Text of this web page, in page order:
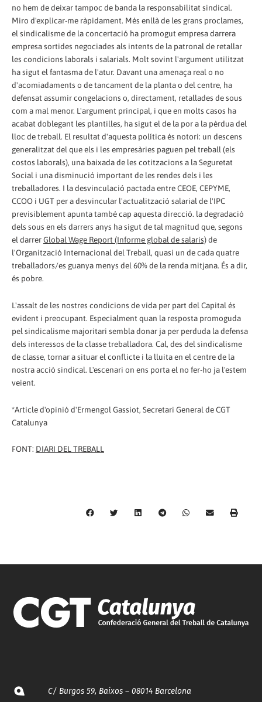
no hem de deixar tampoc de banda la responsabilitat sindical.
Miro d'explicar-me ràpidament. Més enllà de les grans proclames,
el sindicalisme de la concertació ha promogut empresa darrera
empresa sortides negociades als intents de la patronal de retallar
les condicions laborals i salarials. Molt sovint l'argument utilitzat
ha sigut el fantasma de l'atur. Davant una amenaça real o no
d'acomiadaments o de tancament de la planta o del centre, ha
defensat assumir congelacions o, directament, retallades de sous
com a mal menor. L'argument principal, i que en molts casos ha
acabat doblegant les plantilles, ha sigut el de la por a la pèrdua del
lloc de treball. El resultat d'aquesta política és notori: un descens
generalitzat del que els i les empresàries paguen pel treball (els
costos laborals), una baixada de les cotitzacions a la Seguretat
Social i una disminució important de les rendes dels i les
treballadores. I la desvinculació pactada entre CEOE, CEPYME,
CCOO i UGT per a desvincular l'actualització salarial de l'IPC
previsiblement apunta també cap aquesta direcció. la degradació
dels sous en els darrers anys ha sigut de tal magnitud que, segons
el darrerGlobal Wage Report (Informe global de salaris)de
l'Organització Internacional del Treball, quasi un de cada quatre
treballadors/es guanya menys del 60% de la renda mitjana. És a dir,
és pobre.
L'assalt de les nostres condicions de vida per part del Capital és
evident i preocupant. Especialment quan la resposta promoguda
pel sindicalisme majoritari sembla donar ja per perduda la defensa
dels interessos de la classe treballadora. Cal, des del sindicalisme
de classe, tornar a situar el conflicte i la lluita en el centre de la
nostra acció sindical. L'escenari on ens porta el no fer-ho ja l'estem
veient.
*Article d'opinió d'Ermengol Gassiot, Secretari General de CGT
Catalunya
FONT: DIARI DEL TREBALL
C/ Burgos 59, Baixos – 08014 Barcelona